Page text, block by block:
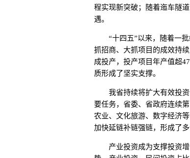
程实现新突破；随着迤车隧
遇。
“十四五”以来，随着一批
抓招商、大抓项目的成效持
成投产，投产项目年产值超
质形成了坚实支撑。
我省持续将扩大有效投资
要任务，省委、省政府连续
农业、文化旅游、数字经济
加快延链补链强链，形成了多
产业投资成为支撑投资增